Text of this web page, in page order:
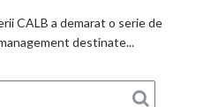
scandalul
CALB a demarat o serie de
destinate...